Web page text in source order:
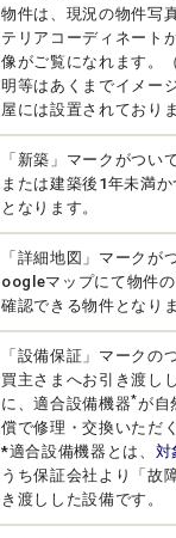
物件は、現況の物件写
テリアコーディネート
像がご覧になれます。
明等はあくまでイメー
屋には設置されており
「新築」マークがつい
または建築後1年未満
となります。
「詳細地図」マークが
oogleマップにて物件
確認できる物件となりま
「設備保証」マークの
買主さまへお引き渡し
に、適合設備機器*が自
償で修理・交換いただ
*適合設備機器とは、 対
うち保証会社より「故
き渡しした設備です。